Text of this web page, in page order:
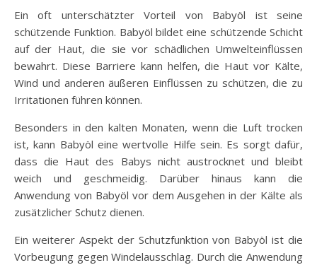
Ein oft unterschätzter Vorteil von Babyöl ist seine
schützende Funktion. Babyöl bildet eine schützende Schicht
auf der Haut, die sie vor schädlichen Umwelteinflüssen
bewahrt. Diese Barriere kann helfen, die Haut vor Kälte,
Wind und anderen äußeren Einflüssen zu schützen, die zu
Irritationen führen können.
Besonders in den kalten Monaten, wenn die Luft trocken
ist, kann Babyöl eine wertvolle Hilfe sein. Es sorgt dafür,
dass die Haut des Babys nicht austrocknet und bleibt
weich und geschmeidig. Darüber hinaus kann die
Anwendung von Babyöl vor dem Ausgehen in der Kälte als
zusätzlicher Schutz dienen.
Ein weiterer Aspekt der Schutzfunktion von Babyöl ist die
Vorbeugung gegen Windelausschlag. Durch die Anwendung